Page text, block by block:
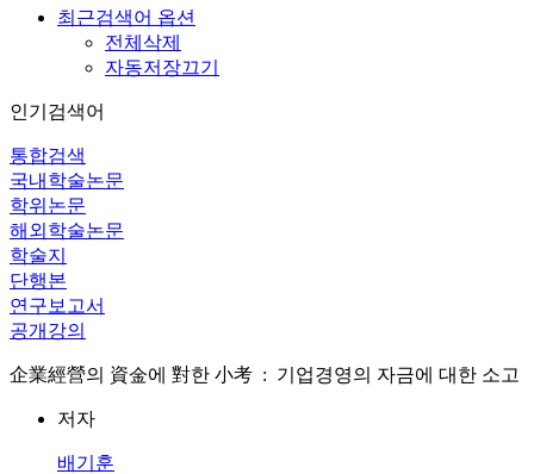
최근검색어 옵션
전체삭제
자동저장끄기
인기검색어
통합검색
국내학술논문
학위논문
해외학술논문
학술지
단행본
연구보고서
공개강의
企業經營의 資金에 對한 小考 : 기업경영의 자금에 대한 소고
저자
배기훈